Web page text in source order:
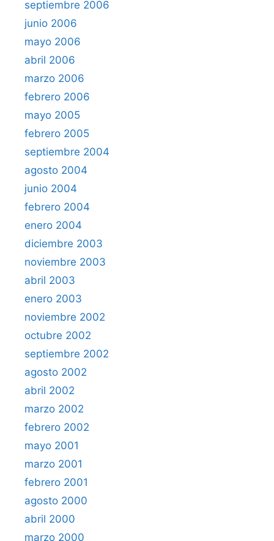
septiembre 2006
junio 2006
mayo 2006
abril 2006
marzo 2006
febrero 2006
mayo 2005
febrero 2005
septiembre 2004
agosto 2004
junio 2004
febrero 2004
enero 2004
diciembre 2003
noviembre 2003
abril 2003
enero 2003
noviembre 2002
octubre 2002
septiembre 2002
agosto 2002
abril 2002
marzo 2002
febrero 2002
mayo 2001
marzo 2001
febrero 2001
agosto 2000
abril 2000
marzo 2000